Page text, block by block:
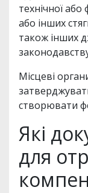
технічної
або інших
також інших
Місцеві
створювати
Які
для